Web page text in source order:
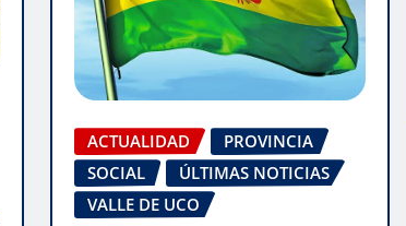
ACTUALIDAD
PROVINCIA
SOCIAL
ÚLTIMAS NOTICIAS
VALLE DE UCO